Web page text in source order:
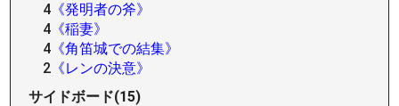
4 《発明者の斧》
4 《稲妻》
4 《角笛城での結集》
2 《レンの決意》
サイドボード(15)